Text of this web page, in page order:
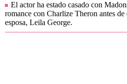
El actor ha estado casado con
romance con Charlize Theron antes de
esposa, Leila George.